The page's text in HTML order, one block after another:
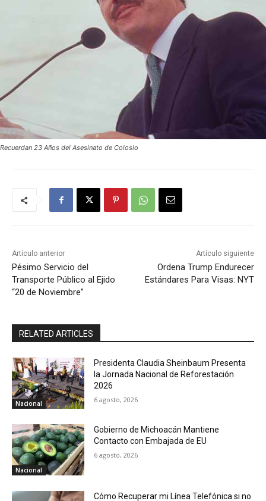
Recuerdan 23 Años del Asesinato de Colosio
Artículo anterior
Pésimo Servicio del
Transporte Público al Ejido
“20 de Noviembre”
Artículo siguiente
Ordena Trump Endurecer
Estándares Para Visas: NYT
RELATED ARTICLES
Nacional
Presidenta Claudia Sheinbaum Presenta
la Jornada Nacional de Reforestación
2026
6 agosto, 2026
Nacional
Gobierno de Michoacán Mantiene
Contacto con Embajada de EU
6 agosto, 2026
Cómo Recuperar mi Línea Telefónica si no